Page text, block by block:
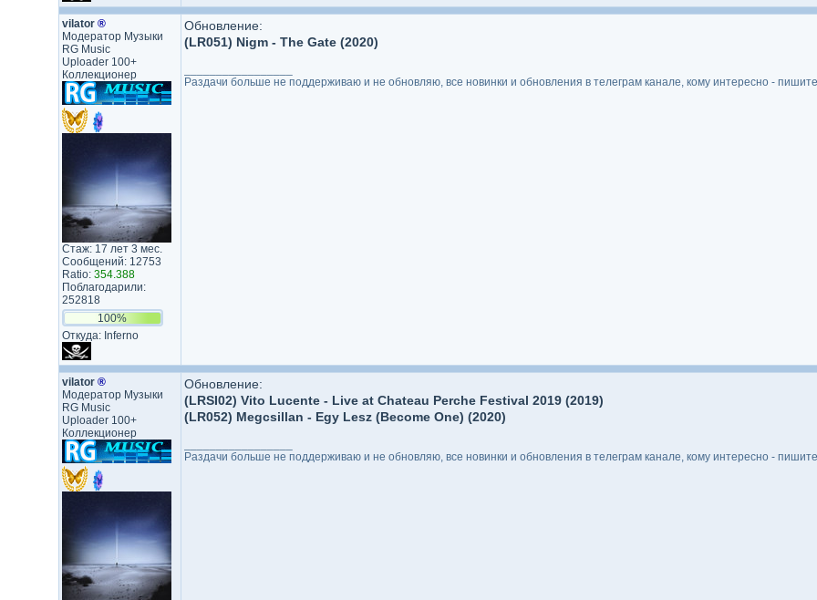
vilator ®
Модератор Музыки
RG Music
Uploader 100+
Коллекционер
Стаж: 17 лет 3 мес.
Сообщений: 12753
Ratio: 354.388
Поблагодарили:
252818
100%
Откуда: Inferno
Обновление:
(LR051) Nigm - The Gate (2020)
Раздачи больше не поддерживаю и не обновляю, все новинки и обновления в телеграм канале, кому интересно - пишите
vilator ®
Модератор Музыки
RG Music
Uploader 100+
Коллекционер
Обновление:
(LRSI02) Vito Lucente - Live at Chateau Perche Festival 2019 (2019)
(LR052) Megcsillan - Egy Lesz (Become One) (2020)
Раздачи больше не поддерживаю и не обновляю, все новинки и обновления в телеграм канале, кому интересно - пишите